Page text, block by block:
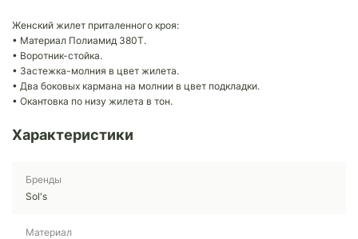
Женский жилет приталенного кроя:
• Материал Полиамид 380Т.
• Воротник-стойка.
• Застежка-молния в цвет жилета.
• Два боковых кармана на молнии в цвет подкладки.
• Окантовка по низу жилета в тон.
Характеристики
Бренды
Sol's
Материал